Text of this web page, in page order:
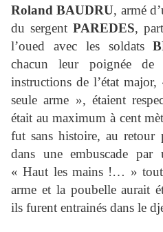
Roland BAUDRU, armé
du sergent PAREDES,
l’oued avec les soldats
chacun leur poignée
instructions de l’état
seule arme », étaient
était au maximum à cent
fut sans histoire, au
dans une embuscade
« Haut les mains !… »
arme et la poubelle aurait
ils furent entrainés dans le